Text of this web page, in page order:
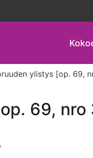
ylistys [op. 69,
69, nro